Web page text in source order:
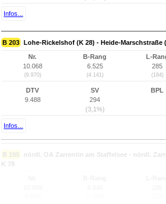
Infos...
B 203 Lohe-Rickelshof (K 28) - Heide-Marschstraße
Nr.
10.068
(9.970)
B-Rang
6.525
(4.141)
L-
285
(184)
DTV
9.488
SV
294
(3,1%)
BPL
Infos...
B 195
nördl. OA Zarrentin am Staffelsee - nördl.
K 78